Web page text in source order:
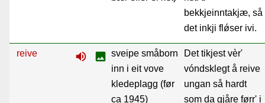
bekkjeinntakjæ, så
det inkji flǿser ivi.
reive volume_up image sveipe småborn
inn i eit vove
kledeplagg (før
ca 1945)
Det tikjest vèr'
vóndsklegt å reive
ungan så hardt
som da gjåre førr' i